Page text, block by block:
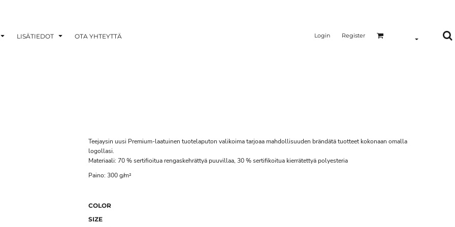
LISÄTIEDOT OTA YHTEYTTÄ Login Register
Teejaysin uusi Premium-laatuinen tuotelaputon valikoima tarjoaa mahdollisuuden brändätä tuotteet kokonaan omalla
logollasi.
Materiaali: 70 % sertifioitua rengaskehrättyä puuvillaa, 30 % sertifikoitua kierrätettyä polyesteria
Paino: 300 g/m²
COLOR
SIZE